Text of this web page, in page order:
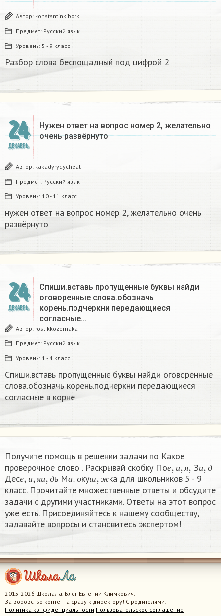
Автор: konstsntinkibork
Предмет: Русский язык
Уровень: 5 - 9 класс
Разбор слова беспощадный под цифрой 2
24
ДЕКАБРЬ
Нужен ответ на вопрос номер 2, желательно
очень развёрнуто
Автор: kakadyrydycheat
Предмет: Русский язык
Уровень: 10 - 11 класс
нужен ответ на вопрос номер 2, желательно очень
развёрнуто
24
ДЕКАБРЬ
Спиши.вставь пропущенные буквы найди
оговоренные слова.обозначь
корень.подчеркни передающиеся
согласные…
Автор: rostikkozemaka
Предмет: Русский язык
Уровень: 1 - 4 класс
Спиши.вставь пропущенные буквы найди оговоренные
слова.обозначь корень.подчеркни передающиеся
согласные в корне
Получите помощь в решении задачи по Какое
проверочное слово . Раскрывай скобку По е и я
е,и,я
З и д
Десе и я
е,и,я
и д
и,д
ь Ма о
а,о
ку ш ж
ш,ж
ка для школьников 5 - 9
класс. Прочитайте множественные ответы и обсудите
задачи с другими участниками. Ответы на этот вопрос
уже есть. Присоединяйтесь к нашему сообществу,
задавайте вопросы и становитесь экспертом!
2015-2026 ШколаЛа. Блог Евгении Климкович.
За воровство контента сразу к директору! С родителями!
Политика конфиденциальности Пользовательское соглашение